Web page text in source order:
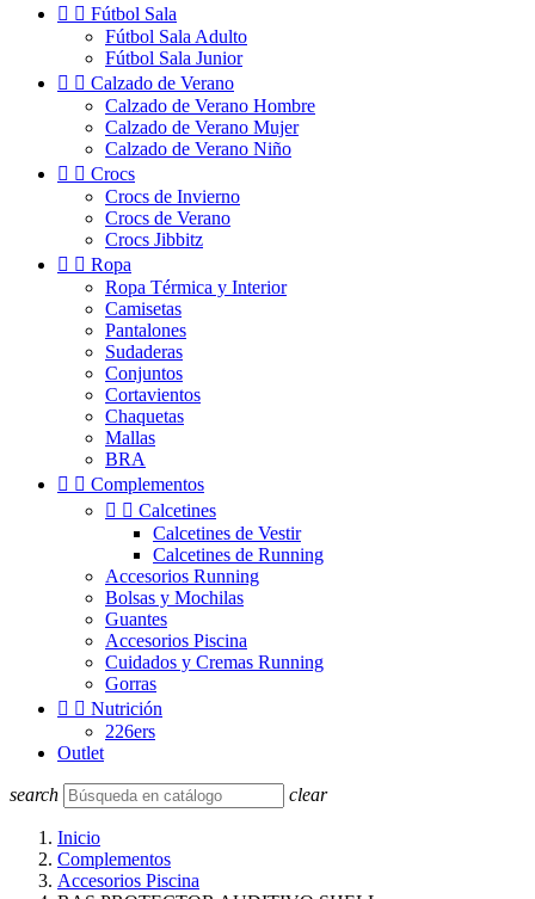
  Fútbol Sala
Fútbol Sala Adulto
Fútbol Sala Junior
  Calzado de Verano
Calzado de Verano Hombre
Calzado de Verano Mujer
Calzado de Verano Niño
  Crocs
Crocs de Invierno
Crocs de Verano
Crocs Jibbitz
  Ropa
Ropa Térmica y Interior
Camisetas
Pantalones
Sudaderas
Conjuntos
Cortavientos
Chaquetas
Mallas
BRA
  Complementos
  Calcetines
Calcetines de Vestir
Calcetines de Running
Accesorios Running
Bolsas y Mochilas
Guantes
Accesorios Piscina
Cuidados y Cremas Running
Gorras
  Nutrición
226ers
Outlet
search clear
Inicio
Complementos
Accesorios Piscina